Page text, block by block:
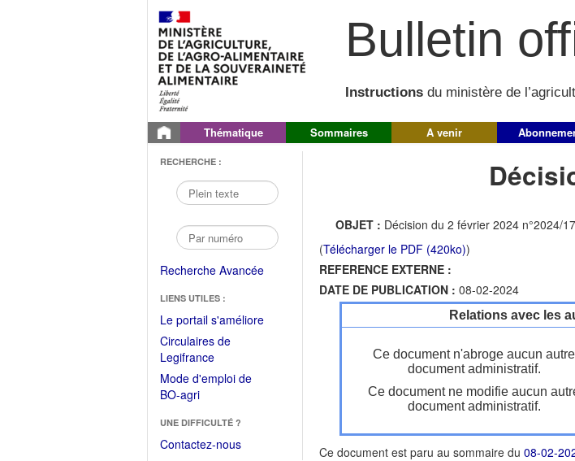
Bulletin
Instructions du ministère de
Thématique Sommaires A venir
RECHERCHE :
Recherche Avancée
LIENS UTILES :
Le portail s'améliore(Fichier
Circulaires de
Legifrance(Ouvrir
dans
une
fenêtre)
Mode d'emploi de
BO-agri(Ouvrir
une
nouvelle
UNE DIFFICULTÉ ?
Contactez-nous
OBJET : Décision du 2 février 2024 n°2024/
(Télécharger le PDF (420ko))
REFERENCE EXTERNE :
DATE DE PUBLICATION : 08-02-2024
Relations avec les
Ce document n'abroge aucun autre
document administratif.
Ce document ne modifie aucun
document administratif.
Ce document est paru au sommaire du 08-02-